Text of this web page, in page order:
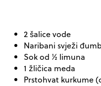
2 šalice vode
Naribani svježi
Sok od ½ limuna
1 žličica meda
Prstohvat kurkume